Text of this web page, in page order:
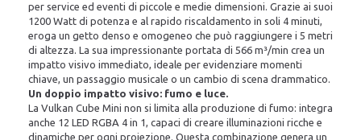
per service ed eventi di piccole e medie dimensioni. Grazie ai suoi
1200 Watt di potenza e al rapido riscaldamento in soli 4 minuti,
eroga un getto denso e omogeneo che può raggiungere i 5 metri
di altezza. La sua impressionante portata di 566 m³/min crea un
impatto visivo immediato, ideale per evidenziare momenti
chiave, un passaggio musicale o un cambio di scena drammatico.
Un doppio impatto visivo: fumo e luce.
La Vulkan Cube Mini non si limita alla produzione di fumo: integra
anche 12 LED RGBA 4 in 1, capaci di creare illuminazioni ricche e
dinamiche per ogni proiezione. Questa combinazione genera un